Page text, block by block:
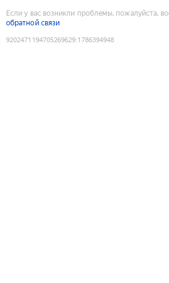
Если у вас возникли проблемы, пожалуйста,
обратной связи
9202471194705269629:1786394948